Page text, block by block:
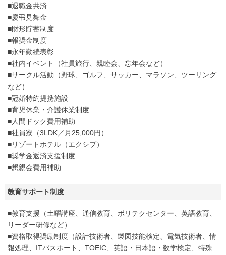
■退職金共済
■慶弔見舞金
■財形貯蓄制度
■報奨金制度
■永年勤続表彰
■社内イベント（社員旅行、親睦会、忘年会など）
■サークル活動（野球、ゴルフ、サッカー、マラソン、ツーリング
など）
■冠婚特約提携施設
■育児休業・介護休業制度
■人間ドック費用補助
■社員寮（3LDK／月25,000円）
■リゾートホテル（エクシブ）
■奨学金返済支援制度
■懇親会費用補助
教育サポート制度
■教育支援（土曜講座、通信教育、ポリテクセンター、英語教育、
リーダー研修など）
■資格取得奨励制度（設計技術者、製図技能検定、電気技術者、情
報処理、ITパスポート、TOEIC、英語・日本語・数学検定、特殊